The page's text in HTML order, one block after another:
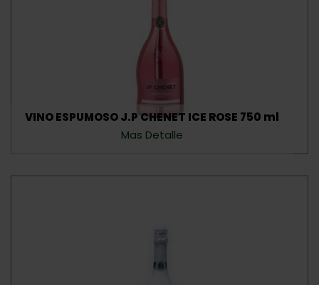
VINO ESPUMOSO J.P CHENET ICE ROSE 750 ml
Mas Detalle